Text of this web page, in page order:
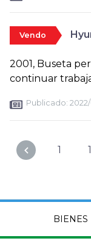
Vendo
2001, Buseta
continuar
Publicado:
1
BIENES